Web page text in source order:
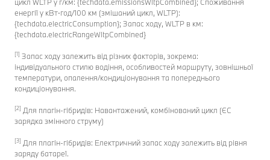
енергії у кВт⋅год/100 км (змішаний цикл, WLTP):
{techdata.electricConsumption}; Запас ходу, WLTP в км:
{techdata.electricRangeWltpCombined}
[1] Запас ходу залежить від різних факторів, зокрема:
індивідуального стилю водіння, особливостей маршруту, зовнішньої
температури, опалення/кондиціонування та попереднього
кондиціонування.
[2] Для плагін-гібридів: Навантажений, комбінований цикл (ЄC
зарядка змінного струму)
[3] Для плагін-гібридів: Електричний запас ходу залежить від рівня
заряду батареї.